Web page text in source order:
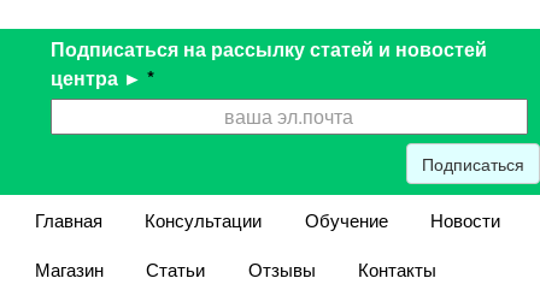
Подписаться на рассылку статей и новостей
центра ► *
Подписаться
Главная Консультации Обучение
Новости
Магазин
Статьи Отзывы
Контакты